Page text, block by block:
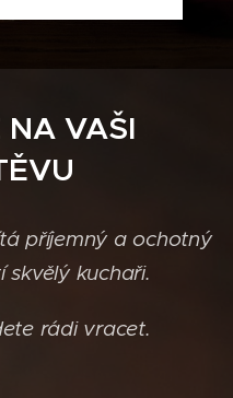
NA VAŠI
příjemný a ochotný
kuchaři.
rádi vracet.